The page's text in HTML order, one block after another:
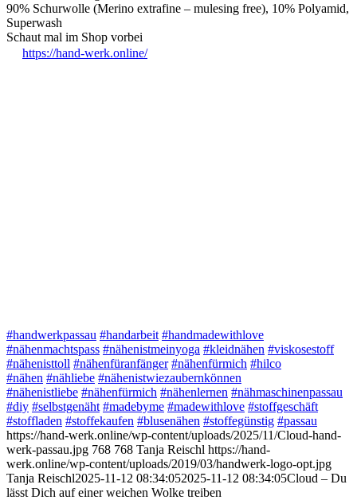
90% Schurwolle (Merino extrafine – mulesing free), 10% Polyamid,
Superwash
Schaut mal im Shop vorbei
https://hand-werk.online/
#handwerkpassau #handarbeit #handmadewithlove
#nähenmachtspass #nähenistmeinyoga #kleidnähen #viskosestoff
#nähenisttoll #nähenfüranfänger #nähenfürmich #hilco
#nähen #nähliebe #nähenistwiezaubernkönnen
#nähenistliebe #nähenfürmich #nähenlernen #nähmaschinenpassau
#diy #selbstgenäht #madebyme #madewithlove #stoffgeschäft
#stoffladen #stoffekaufen #blusenähen #stoffegünstig #passau
https://hand-werk.online/wp-content/uploads/2025/11/Cloud-hand-
werk-passau.jpg 768 768 Tanja Reischl https://hand-
werk.online/wp-content/uploads/2019/03/handwerk-logo-opt.jpg
Tanja Reischl2025-11-12 08:34:052025-11-12 08:34:05Cloud – Du
lässt Dich auf einer weichen Wolke treiben